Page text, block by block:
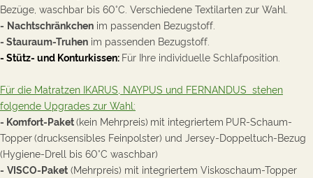
Bezüge, waschbar bis 60°C. Verschiedene Textilarten zur Wahl.
- Nachtschränkchen im passenden Bezugstoff.
- Stauraum-Truhen im passenden Bezugstoff.
- Stütz- und Konturkissen: Für Ihre individuelle Schlafposition.
Für die Matratzen IKARUS, NAYPUS und FERNANDUS stehen
folgende Upgrades zur Wahl:
- Komfort-Paket(kein Mehrpreis) mit integriertem PUR-Schaum-
Topper(drucksensibles Feinpolster) und Jersey-Doppeltuch-Bezug
(Hygiene-Drell bis 60°C waschbar)
- VISCO-Paket (Mehrpreis) mit integriertem Viskoschaum-Topper